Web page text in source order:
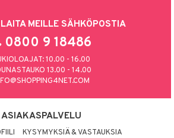
MEILLE SÄHKÖPOSTIA
0800 9 18486
10.00 - 16.00
13.00 - 14.00
ASIAKASPALVELU
KYSYMYKSIÄ & VASTAUKSIA